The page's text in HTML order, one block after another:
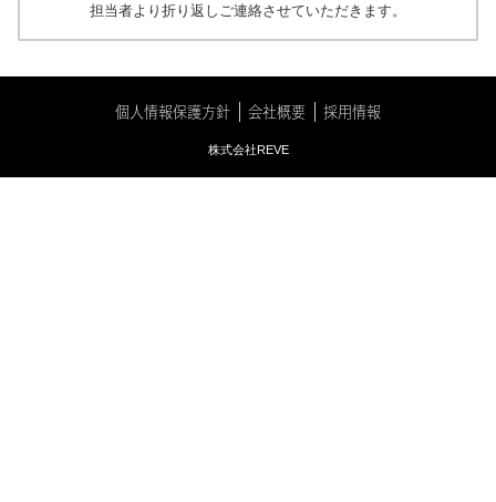
担当者より折り返しご連絡させていただきます。
個人情報保護方針 会社概要 採用情報
株式会社REVE